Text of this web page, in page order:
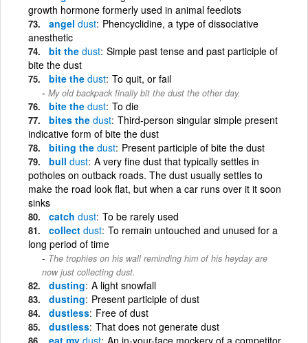
growth hormone formerly used in animal feedlots
angel dust Phencyclidine, a type of dissociative
anesthetic
bit the dust Simple past tense and past participle of
bite the dust
bite the dust To quit, or fail
My old backpack finally bit the dust the other day.
bite the dust To die
bites the dust Third-person singular simple present
indicative form of bite the dust
biting the dust Present participle of bite the dust
bull dust A very fine dust that typically settles in
potholes on outback roads. The dust usually settles to
make the road look flat, but when a car runs over it it soon
sinks
catch dust To be rarely used
collect dust To remain untouched and unused for a
long period of time
The trophies on his wall reminding him of his heyday are
now just collecting dust.
dusting A light snowfall
dusting Present participle of dust
dustless Free of dust
dustless That does not generate dust
eat my dust An in-your-face mockery of a competitor